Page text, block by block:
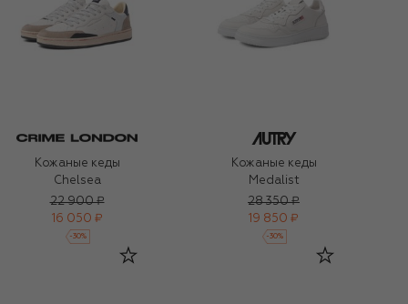
Кожаные кеды
Chelsea
22 900 ₽
16 050 ₽
-30%
Кожаные кеды
Medalist
28 350 ₽
19 850 ₽
-30%